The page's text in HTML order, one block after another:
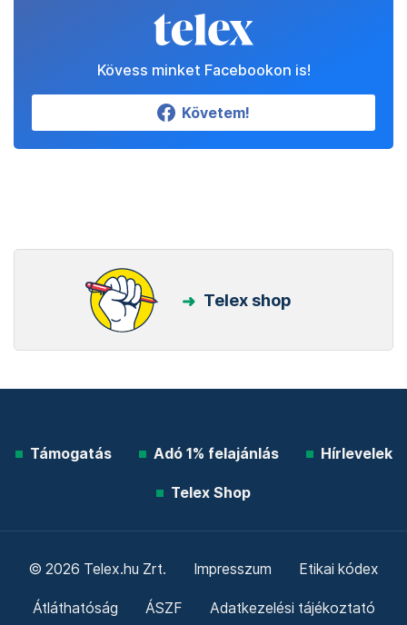
Kövess minket Facebookon is!
Követem!
Telex shop
Támogatás Adó 1% felajánlás Hírlevelek
Telex Shop
© 2026 Telex.hu Zrt. Impresszum Etikai kódex
Átláthatóság ÁSZF Adatkezelési tájékoztató